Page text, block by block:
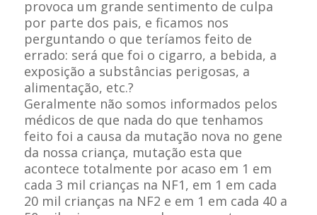
provoca um grande sentimento de culpa
por parte dos pais, e ficamos nos
perguntando o que teríamos feito de
errado: será que foi o cigarro, a bebida, a
exposição a substâncias perigosas, a
alimentação, etc.?
Geralmente não somos informados pelos
médicos de que nada do que tenhamos
feito foi a causa da mutação nova no gene
da nossa criança, mutação esta que
acontece totalmente por acaso em 1 em
cada 3 mil crianças na NF1, em 1 em cada
20 mil crianças na NF2 e em 1 em cada 40 a